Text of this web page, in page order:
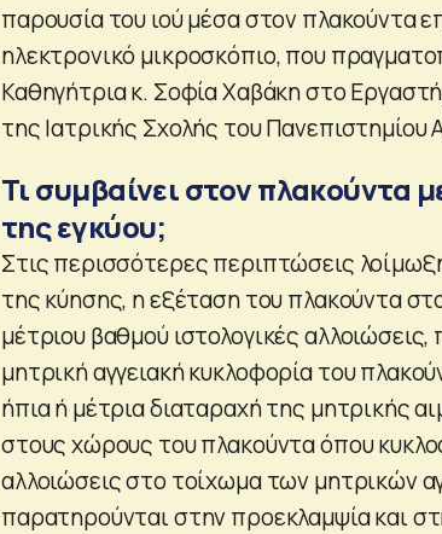
παρουσία του ιού μέσα στον πλακούντα
ηλεκτρονικό μικροσκόπιο, που
Καθηγήτρια κ. Σοφία Χαβάκη στο
της Ιατρικής Σχολής του Πανεπιστημίου
Τι συμβαίνει στον πλακούντα
της εγκύου;
Στις περισσότερες περιπτώσεις
της κύησης, η εξέταση του πλακούντα
μέτριου βαθμού ιστολογικές
μητρική αγγειακή κυκλοφορία του
ήπια ή μέτρια διαταραχή της μητρικής
στους χώρους του πλακούντα όπου
αλλοιώσεις στο τοίχωμα των μητρικών
παρατηρούνται στην προεκλαμψία και